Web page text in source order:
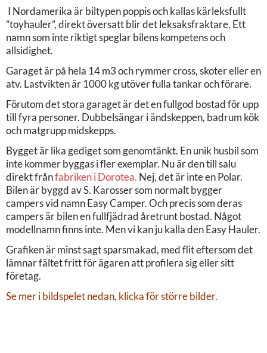
I Nordamerika är biltypen poppis och kallas kärleksfullt
”toyhauler”, direkt översatt blir det leksaksfraktare. Ett
namn som inte riktigt speglar bilens kompetens och
allsidighet.
Garaget är på hela 14 m3 och rymmer cross, skoter eller en
atv. Lastvikten är 1000 kg utöver fulla tankar och förare.
Förutom det stora garaget är det en fullgod bostad för upp
till fyra personer. Dubbelsängar i ändskeppen, badrum kök
och matgrupp midskepps.
Bygget är lika gediget som genomtänkt. En unik husbil som
inte kommer byggas i fler exemplar. Nu är den till salu
direkt frånfabriken i Dorotea. Nej, det är inte en Polar.
Bilen är byggd av S. Karosser som normalt bygger
campers vid namn Easy Camper. Och precis som deras
campers är bilen en fullfjädrad åretrunt bostad. Något
modellnamn finns inte. Men vi kan ju kalla den Easy Hauler.
Grafiken är minst sagt sparsmakad, med flit eftersom det
lämnar fältet fritt för ägaren att profilera sig eller sitt
företag.
Se mer i bildspelet nedan, klicka för större bilder.